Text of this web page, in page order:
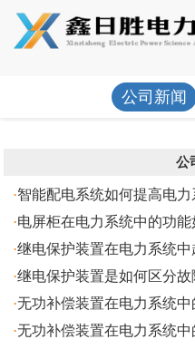
公司新闻
公
·智能配电系统如何提高电
·电屏柜在电力系统中的功能
·继电保护装置在电力系统中
·继电保护装置是如何区分故
·无功补偿装置在电力系统
·无功补偿装置在电力系统